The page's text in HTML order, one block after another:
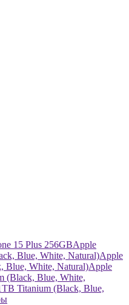
15 Plus 256GBApple
Blue, White, Natural)Apple
Blue, White, Natural)Apple
(Black, Blue, White,
Titanium (Black, Blue,